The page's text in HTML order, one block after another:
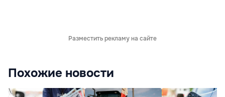
Разместить рекламу на сайте
Похожие новости